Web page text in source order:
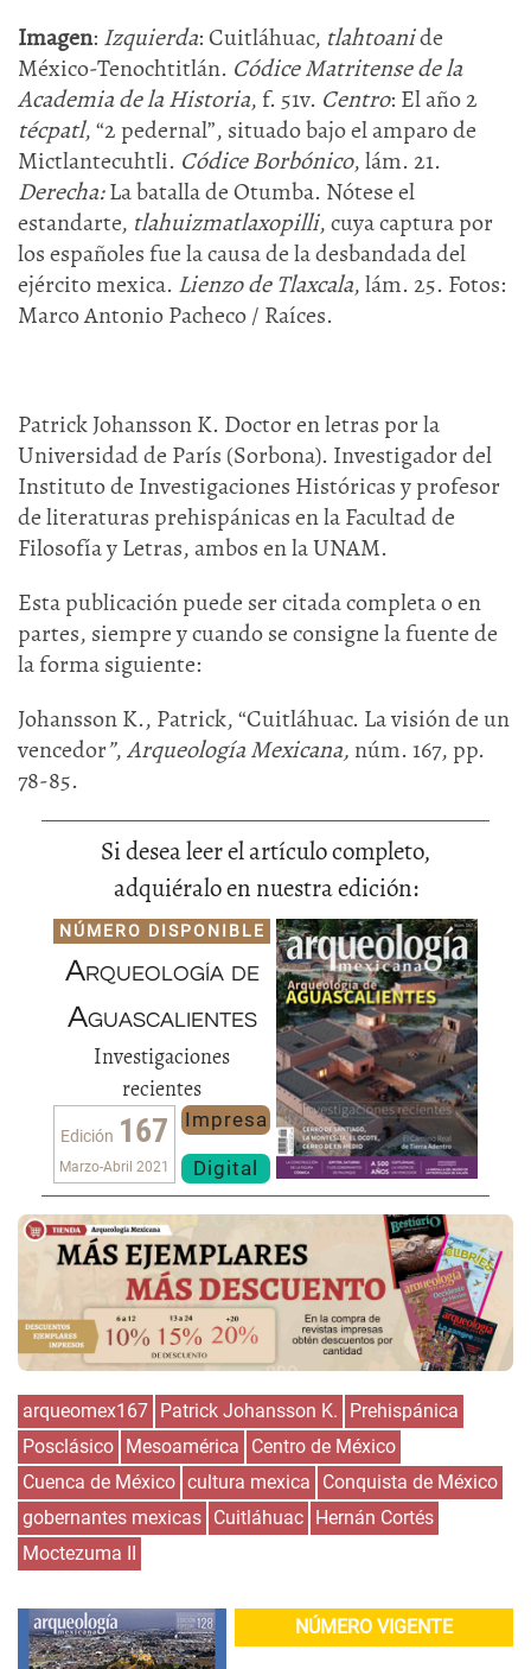
Imagen: Izquierda: Cuitláhuac, tlahtoanide
México-Tenochtitlán. Códice Matritense de la
Academia de la Historia, f. 51v. Centro: El año 2
técpatl, “2 pedernal”, situado bajo el amparo de
Mictlantecuhtli. Códice Borbónico, lám. 21.
Derecha:La batalla de Otumba. Nótese el
estandarte, tlahuizmatlaxopilli, cuya captura por
los españoles fue la causa de la desbandada del
ejército mexica. Lienzo de Tlaxcala, lám. 25. Fotos:
Marco Antonio Pacheco / Raíces.
Patrick Johansson K. Doctor en letras por la
Universidad de París (Sorbona). Investigador del
Instituto de Investigaciones Históricas y profesor
de literaturas prehispánicas en la Facultad de
Filosofía y Letras, ambos en la UNAM.
Esta publicación puede ser citada completa o en
partes, siempre y cuando se consigne la fuente de
la forma siguiente:
Johansson K., Patrick, “Cuitláhuac. La visión de un
vencedor”,Arqueología Mexicana, núm. 167, pp.
78-85.
Si desea leer el artículo completo,
adquiéralo en nuestra edición:
NÚMERO DISPONIBLE
Arqueología de
Aguascalientes
Investigaciones
recientes
Edición 167
Marzo-Abril 2021
Impresa
Digital
arqueomex167 Patrick Johansson K.
Prehispánica
Posclásico Mesoamérica
Centro de México
Cuenca de México cultura mexica
Conquista de México
gobernantes mexicas Cuitláhuac Hernán Cortés
Moctezuma II
NÚMERO VIGENTE